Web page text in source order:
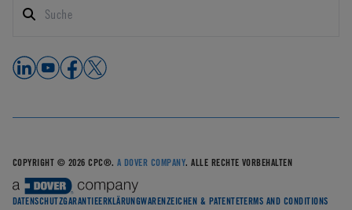
COPYRIGHT © 2026 CPC®.A DOVER COMPANY. ALLE RECHTE VORBEHALTEN
DATENSCHUTZGARANTIEERKLÄRUNGWARENZEICHEN & PATENTETERMS AND CONDITIONS